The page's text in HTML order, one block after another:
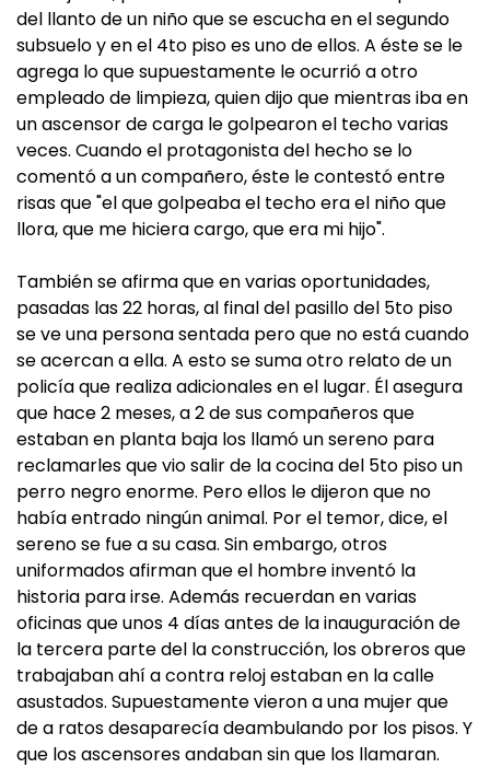
del llanto de un niño que se escucha en el segundo
subsuelo y en el 4to piso es uno de ellos. A éste se le
agrega lo que supuestamente le ocurrió a otro
empleado de limpieza, quien dijo que mientras iba en
un ascensor de carga le golpearon el techo varias
veces. Cuando el protagonista del hecho se lo
comentó a un compañero, éste le contestó entre
risas que "el que golpeaba el techo era el niño que
llora, que me hiciera cargo, que era mi hijo".
También se afirma que en varias oportunidades,
pasadas las 22 horas, al final del pasillo del 5to piso
se ve una persona sentada pero que no está cuando
se acercan a ella. A esto se suma otro relato de un
policía que realiza adicionales en el lugar. Él asegura
que hace 2 meses, a 2 de sus compañeros que
estaban en planta baja los llamó un sereno para
reclamarles que vio salir de la cocina del 5to piso un
perro negro enorme. Pero ellos le dijeron que no
había entrado ningún animal. Por el temor, dice, el
sereno se fue a su casa. Sin embargo, otros
uniformados afirman que el hombre inventó la
historia para irse. Además recuerdan en varias
oficinas que unos 4 días antes de la inauguración de
la tercera parte del la construcción, los obreros que
trabajaban ahí a contra reloj estaban en la calle
asustados. Supuestamente vieron a una mujer que
de a ratos desaparecía deambulando por los pisos. Y
que los ascensores andaban sin que los llamaran.